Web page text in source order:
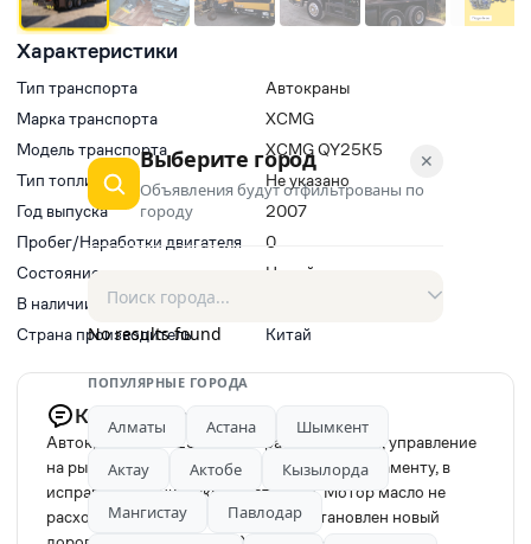
Характеристики
Тип транспорта
Автокраны
Марка транспорта
XCMG
Модель транспорта
XCMG QY25K5
Тип топлива
Не указано
Год выпуска
2007
Пробег/Наработки двигателя
0
Состояние
Новый
В наличии
Страна производитель
Китай
Комментарий продавца
Автокран XCMG 25 K2, аппаратура простая, управление
на рычагах (не джойстик), обслужен по регламенту, в
исправном техническом состоянии. Мотор масло не
расходует. Все баллоны — новые. Установлен новый
✕
Выберите город
Объявления будут отфильтрованы по
городу
No results found
ПОПУЛЯРНЫЕ ГОРОДА
Алматы Астана
Шымкент
Актау
Актобе
Кызылорда
Мангистау
Павлодар